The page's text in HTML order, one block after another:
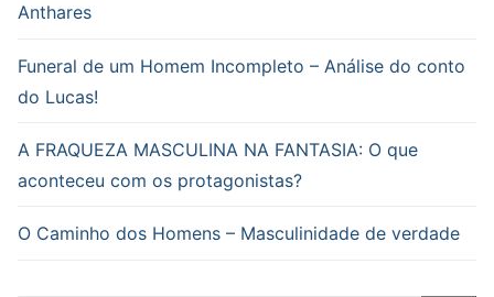
Anthares
Funeral de um Homem Incompleto – Análise do conto
do Lucas!
A FRAQUEZA MASCULINA NA FANTASIA: O que
aconteceu com os protagonistas?
O Caminho dos Homens – Masculinidade de verdade